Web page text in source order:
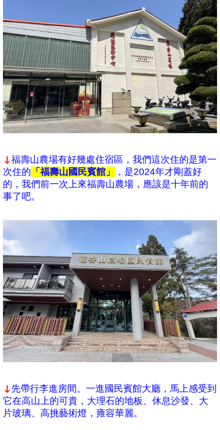
↓福壽山農場有好幾處住宿區，我們這次住的是第一
次住的 「福壽山國民賓館」
，是2024年才剛蓋好
的，我們前一次上來福壽山農場，應該是十年前的
事了吧。
↓ 先帶行李進房間。一進國民賓館大廳，馬上感受到
它在高山上的可貴，大理石的地板、休息沙發、大
片玻璃、高挑藝術燈，雍容華麗。